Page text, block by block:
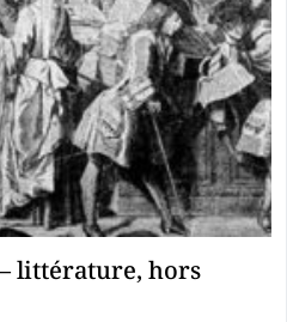
littérature, hors